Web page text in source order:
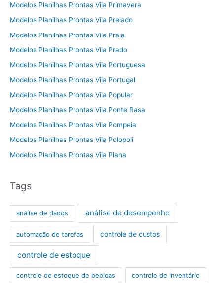
Modelos Planilhas Prontas Vila Primavera
Modelos Planilhas Prontas Vila Prelado
Modelos Planilhas Prontas Vila Praia
Modelos Planilhas Prontas Vila Prado
Modelos Planilhas Prontas Vila Portuguesa
Modelos Planilhas Prontas Vila Portugal
Modelos Planilhas Prontas Vila Popular
Modelos Planilhas Prontas Vila Ponte Rasa
Modelos Planilhas Prontas Vila Pompeia
Modelos Planilhas Prontas Vila Polopoli
Modelos Planilhas Prontas Vila Plana
Tags
análise de dados análise de desempenho
automação de tarefas controle de custos
controle de estoque
controle de estoque de bebidas controle de inventário